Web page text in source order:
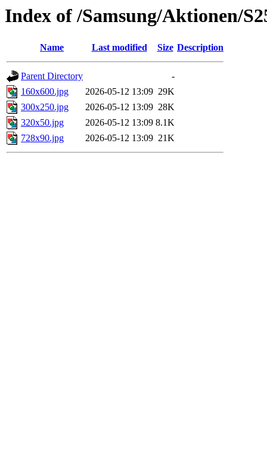
Index of /Samsung/Aktionen/
Name Last modified Size Description
Parent Directory
-
160x600.jpg
2026-05-12 13:09 29K
300x250.jpg
2026-05-12 13:09 28K
320x50.jpg
2026-05-12 13:09 8.1K
728x90.jpg
2026-05-12 13:09 21K